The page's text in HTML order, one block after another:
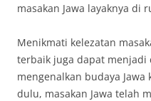
masakan Jawa layaknya di
Menikmati kelezatan
terbaik juga dapat menjadi
mengenalkan budaya
dulu, masakan Jawa telah